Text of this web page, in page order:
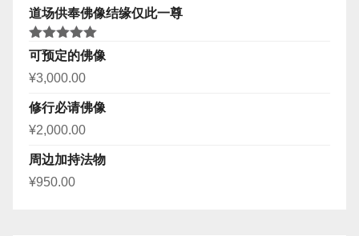
道场供奉佛像结缘仅此一尊
评分5.00
&sol; 5
可预定的佛像
¥3,000.00
修行必请佛像
¥2,000.00
周边加持法物
¥950.00